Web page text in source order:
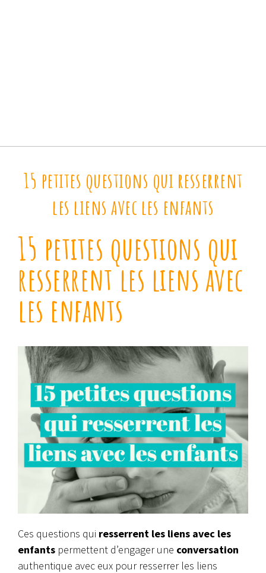
15 petites questions qui resserrent
les liens avec les enfants
15 petites questions qui
resserrent les liens avec
les enfants
Ces questions qui resserrent les liens avec les
enfants permettent d’engager une conversation
authentique avec eux pour resserrer les liens